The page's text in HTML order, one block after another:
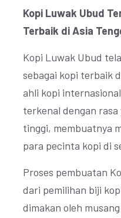
Kopi Luwak Ubud
Terbaik di Asia
Kopi Luwak Ubud
sebagai kopi terbaik
ahli kopi
terkenal dengan
tinggi, membuatnya
para pecinta kopi di
Proses pembuatan
dari pemilihan biji
dimakan oleh